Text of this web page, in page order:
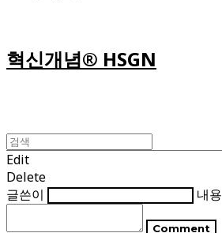
혁신개념® HSGN
Edit
Delete
글쓴이
내용
Comment